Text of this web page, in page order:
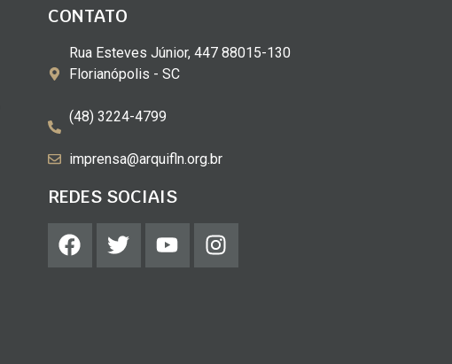
CONTATO
Rua Esteves Júnior, 447 88015-130
Florianópolis - SC
(48) 3224-4799
imprensa@arquifln.org.br
REDES SOCIAIS